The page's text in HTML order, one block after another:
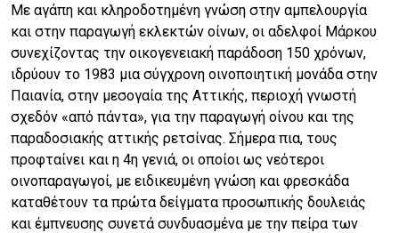
Με αγάπη και κληροδοτημένη γνώση στην αμπελουργία
και στην παραγωγή εκλεκτών οίνων, οι αδελφοί Μάρκου
συνεχίζοντας την οικογενειακή παράδοση 150 χρόνων,
ιδρύουν το 1983 μια σύγχρονη οινοποιητική μονάδα στην
Παιανία, στην μεσογαία της Αττικής, περιοχή γνωστή
σχεδόν «από πάντα», για την παραγωγή οίνου και της
παραδοσιακής αττικής ρετσίνας. Σήμερα πια, τους
προφταίνει και η 4η γενιά, οι οποίοι ως νεότεροι
οινοπαραγωγοί, με ειδικευμένη γνώση και φρεσκάδα
καταθέτουν τα πρώτα δείγματα προσωπικής δουλειάς
και έμπνευσης συνετά συνδυασμένα με την πείρα των